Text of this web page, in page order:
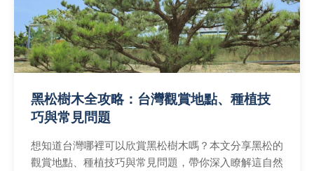
黑松樹木全攻略：台灣觀賞地點、種植技
巧與常見問題
想知道台灣哪裡可以欣賞黑松樹木嗎？本文分享黑松的
觀賞地點、種植技巧與常見問題，帶你深入瞭解這自然